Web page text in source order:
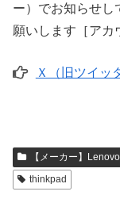
ー）でお知らせし
願いします［アカ
Ｘ（旧ツイッ
【メーカー】
thinkpad